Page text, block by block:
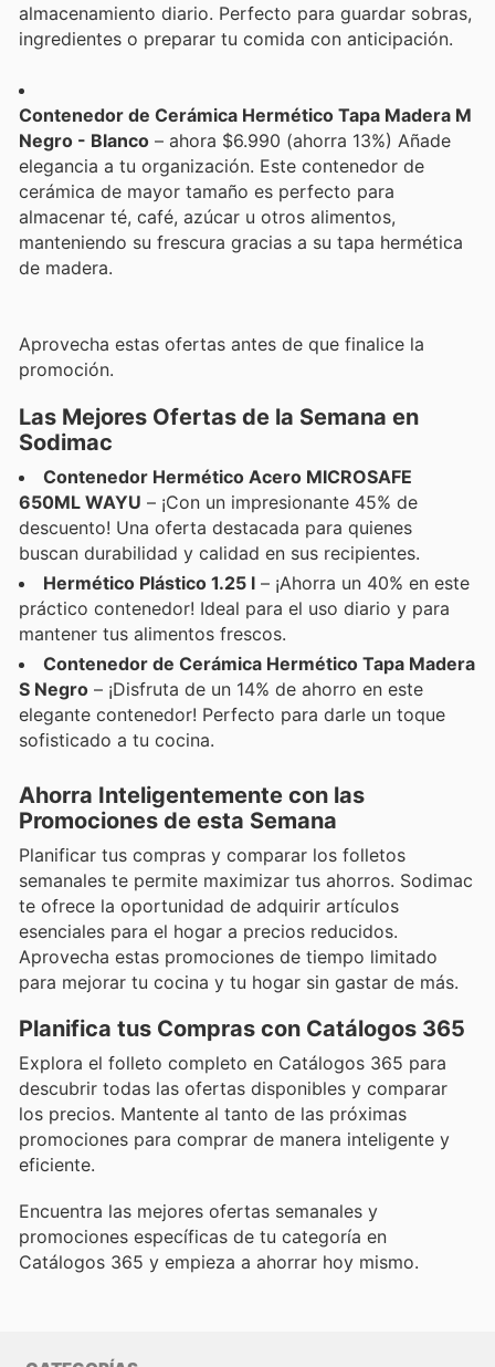
almacenamiento diario. Perfecto para guardar sobras,
ingredientes o preparar tu comida con anticipación.
Contenedor de Cerámica Hermético Tapa Madera M
Negro - Blanco – ahora $6.990 (ahorra 13%) Añade
elegancia a tu organización. Este contenedor de
cerámica de mayor tamaño es perfecto para
almacenar té, café, azúcar u otros alimentos,
manteniendo su frescura gracias a su tapa hermética
de madera.
Aprovecha estas ofertas antes de que finalice la
promoción.
Las Mejores Ofertas de la Semana en
Sodimac
Contenedor Hermético Acero MICROSAFE
650ML WAYU – ¡Con un impresionante 45% de
descuento! Una oferta destacada para quienes
buscan durabilidad y calidad en sus recipientes.
Hermético Plástico 1.25 l – ¡Ahorra un 40% en este
práctico contenedor! Ideal para el uso diario y para
mantener tus alimentos frescos.
Contenedor de Cerámica Hermético Tapa Madera
S Negro – ¡Disfruta de un 14% de ahorro en este
elegante contenedor! Perfecto para darle un toque
sofisticado a tu cocina.
Ahorra Inteligentemente con las
Promociones de esta Semana
Planificar tus compras y comparar los folletos
semanales te permite maximizar tus ahorros. Sodimac
te ofrece la oportunidad de adquirir artículos
esenciales para el hogar a precios reducidos.
Aprovecha estas promociones de tiempo limitado
para mejorar tu cocina y tu hogar sin gastar de más.
Planifica tus Compras con Catálogos 365
Explora el folleto completo en Catálogos 365 para
descubrir todas las ofertas disponibles y comparar
los precios. Mantente al tanto de las próximas
promociones para comprar de manera inteligente y
eficiente.
Encuentra las mejores ofertas semanales y
promociones específicas de tu categoría en
Catálogos 365 y empieza a ahorrar hoy mismo.